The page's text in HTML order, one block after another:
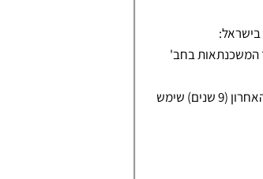
המשכנתאות בחב'
משה – 13 שנים בבנק מזרחי טפחות. החל מבנקאות מסחרית ועסקית, יועץ משכנתא ובתפקידו האחרון (9 שנים) שימש